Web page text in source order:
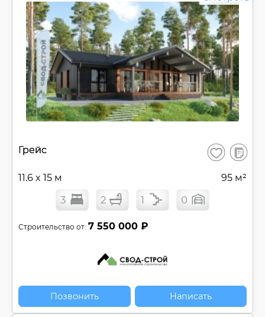
Грейс Сохранить
В
11.6 x 15 м 95 м²
3 2 1 0
Строительство от: 7 550 000 ₽
Позвонить Написать